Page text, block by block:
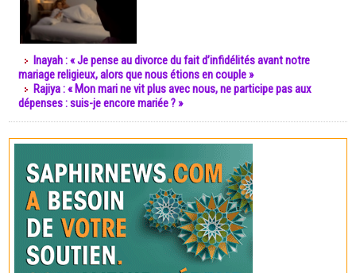
Inayah : « Je pense au divorce du fait d’infidélités avant notre
mariage religieux, alors que nous étions en couple »
Rajiya : « Mon mari ne vit plus avec nous, ne participe pas aux
dépenses : suis-je encore mariée ? »